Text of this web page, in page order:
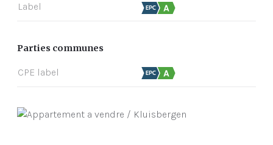
Label
Parties communes
CPE label